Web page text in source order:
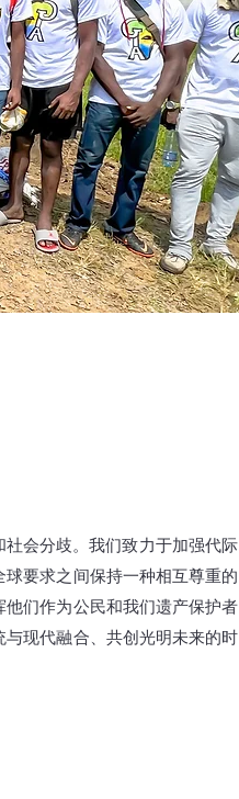
会分歧。我们致力于加强代际
要求之间保持一种相互尊重的
们作为公民和我们遗产保护者
现代融合、共创光明未来的时